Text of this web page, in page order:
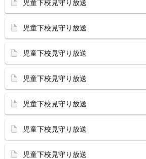
児童下校見守り放送
児童下校見守り放送
児童下校見守り放送
児童下校見守り放送
児童下校見守り放送
児童下校見守り放送
児童下校見守り放送